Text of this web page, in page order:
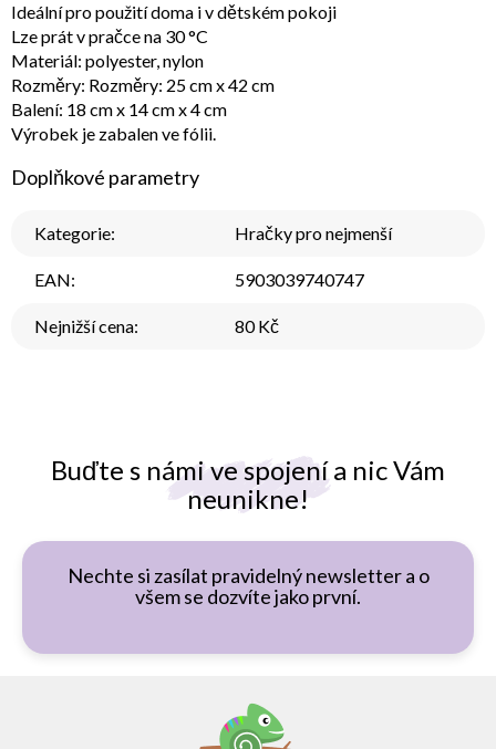
Buďte s námi ve spojení a nic Vám
neunikne!
Nechte si zasílat pravidelný newsletter a o
všem se dozvíte jako první.
Ideální pro použití doma i v dětském pokoji
Lze prát v pračce na 30 °C
Materiál: polyester, nylon
Rozměry: Rozměry: 25 cm x 42 cm
Balení: 18 cm x 14 cm x 4 cm
Výrobek je zabalen ve fólii.
Doplňkové parametry
Kategorie: Hračky pro nejmenší
EAN: 5903039740747
Nejnižší cena: 80 Kč